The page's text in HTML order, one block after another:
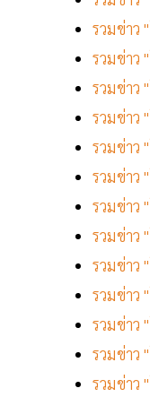
รวมข่าว
รวมข่าว
รวมข่าว
รวมข่าว
รวมข่าว
รวมข่าว
รวมข่าว
รวมข่าว
รวมข่าว
รวมข่าว
รวมข่าว
รวมข่าว
รวมข่าว